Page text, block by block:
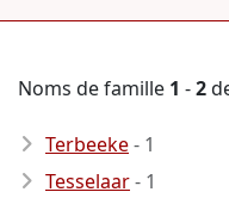
Noms de famille 1 -2
Terbeeke- 1
Tesselaar- 1